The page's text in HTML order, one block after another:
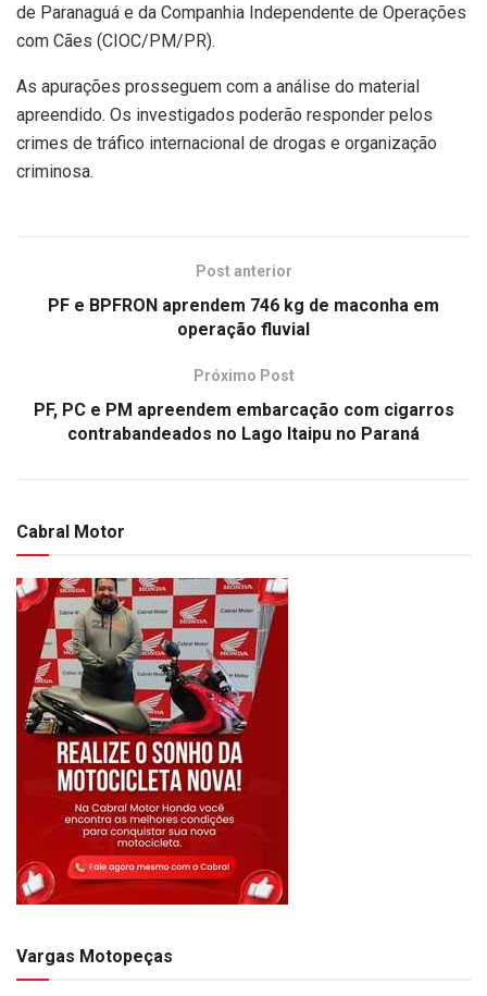
de Paranaguá e da Companhia Independente de Operações
com Cães (CIOC/PM/PR).
As apurações prosseguem com a análise do material
apreendido. Os investigados poderão responder pelos
crimes de tráfico internacional de drogas e organização
criminosa.
Post anterior
PF e BPFRON aprendem 746 kg de maconha em
operação fluvial
Próximo Post
PF, PC e PM apreendem embarcação com cigarros
contrabandeados no Lago Itaipu no Paraná
Cabral Motor
Vargas Motopeças